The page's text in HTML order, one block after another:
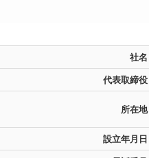
社名
代表取締役
所在地
設立年月日